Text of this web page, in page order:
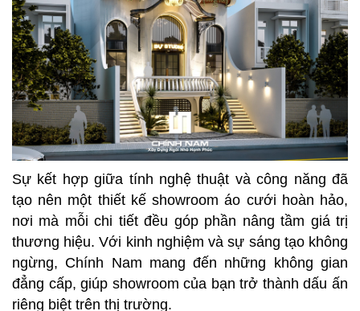
Sự kết hợp giữa tính nghệ thuật và công năng đã
tạo nên một thiết kế showroom áo cưới hoàn hảo,
nơi mà mỗi chi tiết đều góp phần nâng tầm giá trị
thương hiệu. Với kinh nghiệm và sự sáng tạo không
ngừng, Chính Nam mang đến những không gian
đẳng cấp, giúp showroom của bạn trở thành dấu ấn
riêng biệt trên thị trường.